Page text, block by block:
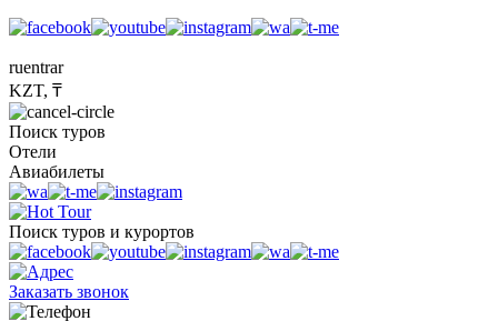
ruentrar
KZT, ₸
Поиск туров
Отели
Авиабилеты
Поиск туров и курортов
Заказать звонок